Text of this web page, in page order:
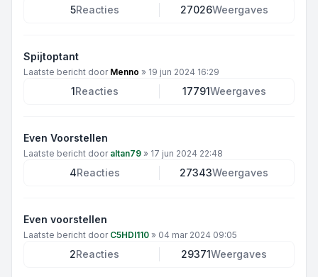
5Reacties 27026Weergaves
Spijtoptant
Laatste bericht door Menno » 19 jun 2024 16:29
1Reacties 17791Weergaves
Even Voorstellen
Laatste bericht door altan79 » 17 jun 2024 22:48
4Reacties 27343Weergaves
Even voorstellen
Laatste bericht door C5HDI110 » 04 mar 2024 09:05
2Reacties 29371Weergaves